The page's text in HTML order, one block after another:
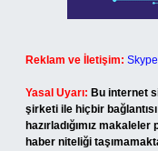
Reklam ve İletişim:
Yasal Uyarı: Bu internet
şirketi ile hiçbir
hazırladığımız
haber niteliği